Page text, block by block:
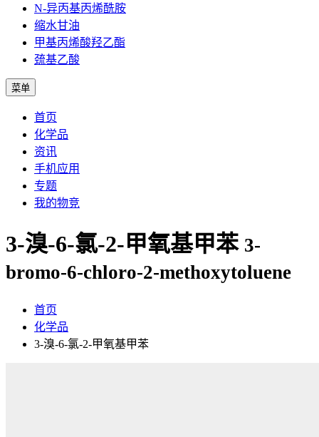
N-异丙基丙烯酰胺
缩水甘油
甲基丙烯酸羟乙酯
巯基乙酸
菜单
首页
化学品
资讯
手机应用
专题
我的物竞
3-溴-6-氯-2-甲氧基甲苯 3-
bromo-6-chloro-2-methoxytoluene
首页
化学品
3-溴-6-氯-2-甲氧基甲苯